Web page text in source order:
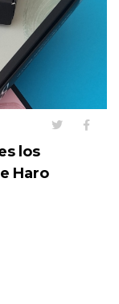
los
Haro